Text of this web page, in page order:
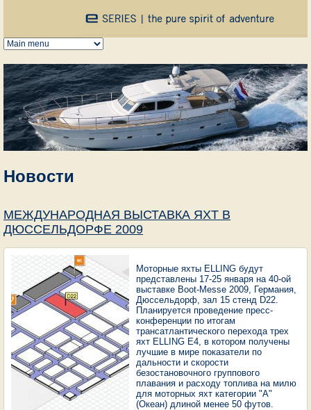
Новости
МЕЖДУНАРОДНАЯ ВЫСТАВКА ЯХТ В
ДЮССЕЛЬДОРФЕ 2009
Моторные яхты ELLING будут
представлены 17-25 января на 40-ой
выставке Boot-Messe 2009, Германия,
Дюссельдорф, зал 15 стенд D22.
Планируется проведение пресс-
конференции по итогам
трансатлантического перехода трех
яхт ELLING E4, в котором получены
лучшие в мире показатели по
дальности и скорости
безостановочного группового
плавания и расходу топлива на милю
для моторных яхт категории "А"
(Океан) длиной менее 50 футов.